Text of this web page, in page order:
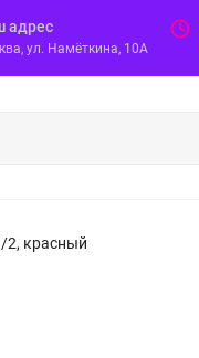
адрес
ул. Намёткина, 10А
2, красный